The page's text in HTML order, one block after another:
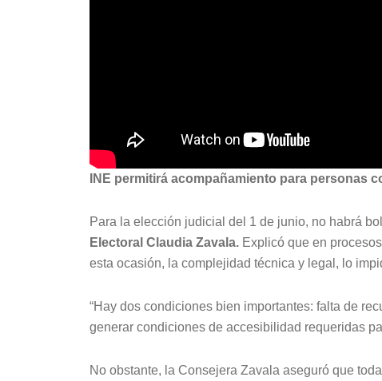
INE permitirá acompañamiento para personas
Para la elección judicial del 1 de junio, no habrá
Electoral Claudia Zavala. Explicó que en
esta ocasión, la complejidad técnica y legal, lo
“Hay dos condiciones bien importantes: falta de
generar condiciones de accesibilidad requeridas
No obstante, la Consejera Zavala aseguró que